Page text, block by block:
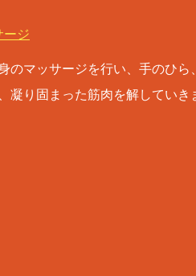
ージ
のマッサージを行い、手のひ
り固まった筋肉を解していき